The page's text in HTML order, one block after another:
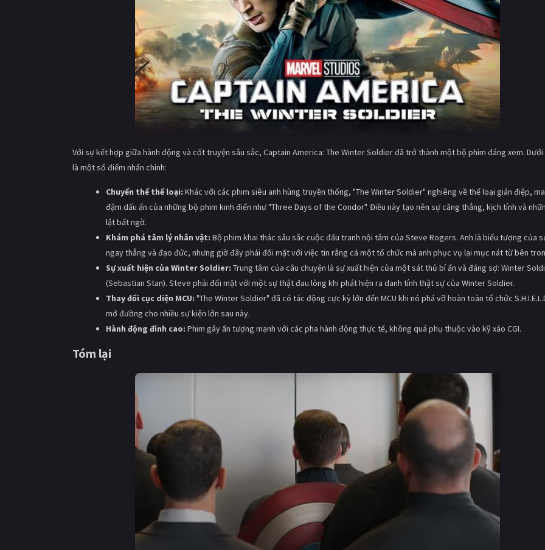
Với sự kết hợp giữa hành động và cốt truyện sâu sắc, Captain America: The Winter Soldier đã trở thành một bộ phim đáng xem.
là một số điểm nhấn chính:
Chuyển thể thể loại: Khác với các phim siêu anh hùng truyền thống, "The Winter Soldier" nghiêng về thể loại gián điệp,
đậm dấu ấn của những bộ phim kinh điển như "Three Days of the Condor". Điều này tạo nên sự căng thẳng, kịch tính và
lật bất ngờ.
Khám phá tâm lý nhân vật: Bộ phim khai thác sâu sắc cuộc đấu tranh nội tâm của Steve Rogers. Anh là biểu tượng của
ngay thẳng và đạo đức, nhưng giờ đây phải đối mặt với việc tin rằng cả một tổ chức mà anh phục vụ lại mục nát từ bên
Sự xuất hiện của Winter Soldier: Trung tâm của câu chuyện là sự xuất hiện của một sát thủ bí ẩn và đáng sợ: Winter
(Sebastian Stan). Steve phải đối mặt với một sự thật đau lòng khi phát hiện ra danh tính thật sự của Winter Soldier.
Thay đổi cục diện MCU: "The Winter Soldier" đã có tác động cực kỳ lớn đến MCU khi nó phá vỡ hoàn toàn tổ chức
mở đường cho nhiều sự kiện lớn sau này.
Hành động đỉnh cao: Phim gây ấn tượng mạnh với các pha hành động thực tế, không quá phụ thuộc vào kỹ xảo CGI.
Tóm lại